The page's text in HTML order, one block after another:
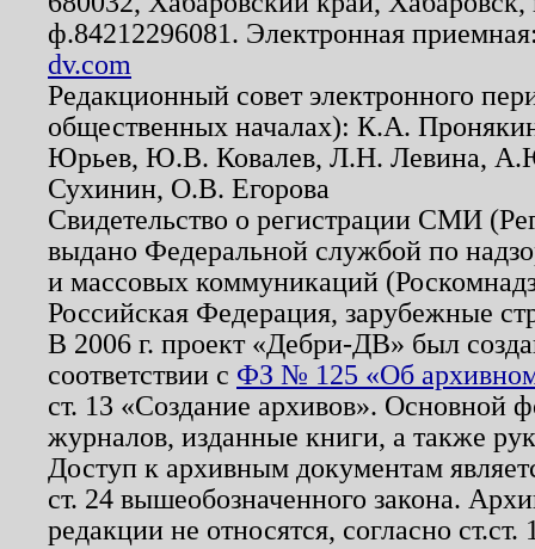
ф.84212296081. Электронная
dv.com
Редакционный совет электронного
общественных началах): К.А.
Юрьев, Ю.В. Ковалев, Л.Н. Левина,
Сухинин, О.В. Егорова
Свидетельство о регистрации СМИ
выдано Федеральной службой по
и массовых коммуникаций
Российская Федерация, зарубежные
В 2006 г. проект «Дебри-ДВ» был
соответствии с ФЗ № 125 «Об
ст. 13 «Создание архивов». Основной
журналов, изданные книги, а также
Доступ к архивным документам
ст. 24 вышеобозначенного закона.
редакции не относятся, согласно